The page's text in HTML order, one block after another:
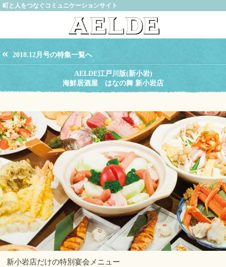
町と人をつなぐコミュニケーションサイト
2018.12月号の特集一覧へ
AELDE江戸川版(新小岩)
海鮮居酒屋 はなの舞 新小岩店
新小岩店だけの特別宴会メニュー